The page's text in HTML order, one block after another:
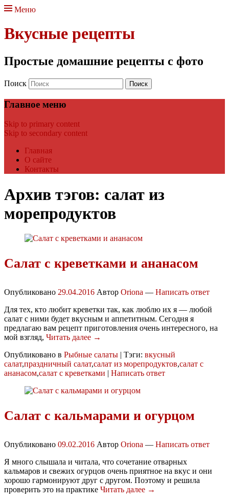
Меню
Вкусные рецепты
Простые домашние рецепты с фото
Поиск
Главное меню
Skip to primary content
Skip to secondary content
Главная
О сайте
Контакты
Архив тэгов: салат из
морепродуктов
Салат с креветками и ананасом
Опубликовано 29.04.2016 Автор Oriona — Написать ответ
Для тех, кто любит креветки так, как люблю их я — любой
салат с ними будет вкусным и аппетитным. Сегодня я
предлагаю вам рецепт приготовления очень интересного, на
мой взгляд, Читать далее →
Опубликовано в Рыбные салаты | Тэги: вкусный
салат,праздничный салат,салат из морепродуктов,салат с
ананасом,салат с креветками | Написать ответ
Салат с кальмарами и огурцом
Опубликовано 09.02.2016 Автор Oriona — Написать ответ
Я много слышала и читала, что сочетание отварных
кальмаров и свежих огурцов очень приятное на вкус и они
хорошо гармонируют друг с другом. Поэтому и решила
проверить это на практике Читать далее →